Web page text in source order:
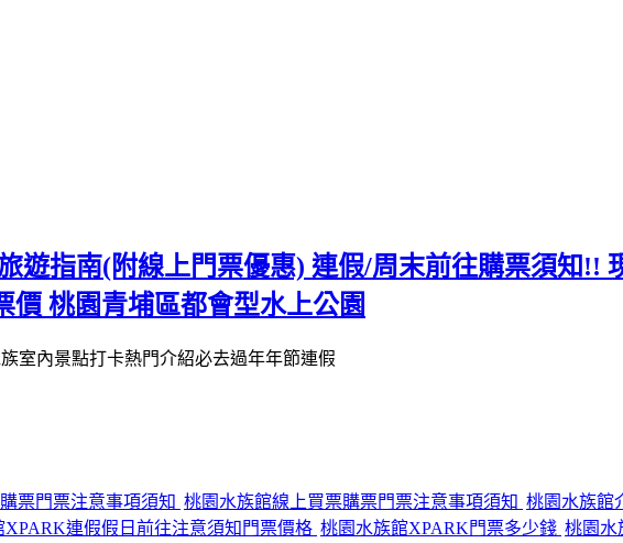
遊指南(附線上門票優惠) 連假/周末前往購票須知!!
桃園青埔區都會型水上公園
票門票注意事項須知 桃園水族館線上買票購票門票注意事項須知 桃園水族館
XPARK連假假日前往注意須知門票價格 桃園水族館XPARK門票多少錢 桃園水